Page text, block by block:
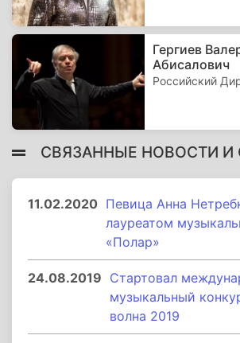
Гергиев
Абисалович
Российский
СВЯЗАННЫЕ НОВОСТИ И
11.02.2020 Певица Анна
лауреатом
«Полар»
24.08.2019 Стартовал
музыкальный
волна 2019